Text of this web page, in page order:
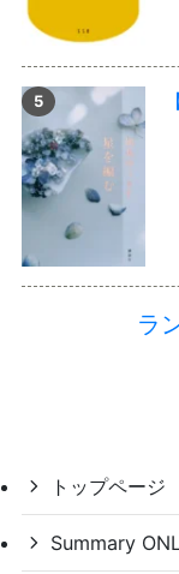
ラ
トップページ
Summary